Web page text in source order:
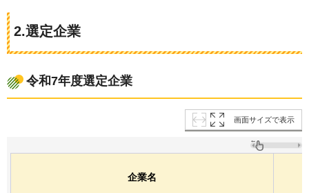
2.選定企業
令和7年度選定企業
画面サイズで表示
企業名